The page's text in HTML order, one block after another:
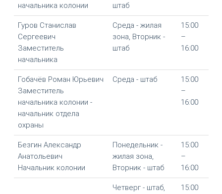
начальника колонии
штаб
Гуров Станислав
Сергеевич
Заместитель
начальника
Среда - жилая
зона, Вторник -
штаб
15:00
–
16:00
Гобачёв Роман Юрьевич
Заместитель
начальника колонии -
начальник отдела
охраны
Среда - штаб
15:00
–
16:00
Безгин Александр
Анатольевич
Начальник колонии
Понедельник -
жилая зона,
Вторник - штаб
15:00
–
16:00
Четверг - штаб,
15:00